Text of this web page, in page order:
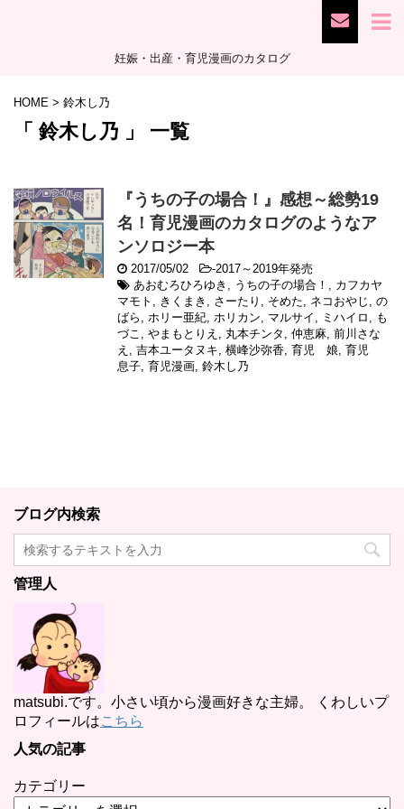
妊娠・出産・育児漫画のカタログ
HOME > 鈴木し乃
「 鈴木し乃 」 一覧
『うちの子の場合！』感想～総勢19
名！育児漫画のカタログのようなア
ンソロジー本
2017/05/02 -2017～2019年発売
あおむろひろゆき , うちの子の場合！ , カフカヤ
マモト , きくまき , さーたり , そめた, ネコおやじ , の
ばら , ホリー亜紀, ホリカン, マルサイ , ミハイロ , も
づこ , やまもとりえ , 丸本チンタ , 仲恵麻, 前川さな
え , 吉本ユータヌキ, 横峰沙弥香, 育児 娘, 育児
息子, 育児漫画, 鈴木し乃
ブログ内検索
管理人
matsubi.です。小さい頃から漫画好きな主婦。 くわしいプ
ロフィールはこちら
人気の記事
カテゴリー